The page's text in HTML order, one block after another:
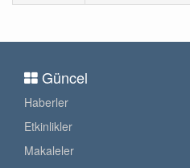
Güncel
Haberler
Etkinlikler
Makaleler